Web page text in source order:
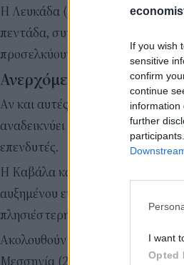
If you wish
sensitive
confirm
continue
information
further
I want
Opted
Η Λευκάδα (3.269 €/τ.μ.) και τα
πεντάδα, συνδυάζοντας φυσική
προσελκύουν εύπορους
Ανερχόμενη «δύναμη» η
Αν και αυτές οι αγορές είναι οι
αναδεικνύει επίσης τις
επενδυτές.
Η Καβάλα καταγράφει την
αυξημένου ενδιαφέροντος από
πλησιέστερη μεγάλη αστική
Ακολουθούν η Λευκάδα (22,3%),
Μεσσηνία (21,4%), με τις αξίες